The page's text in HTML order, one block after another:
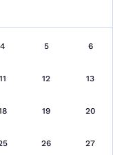
cazare
pe hartă
4 5 6
11 12 13
19 20
26 27